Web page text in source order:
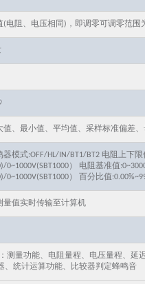
(电阻、电压相同)，即调零可调零范围
值、最小值、平均值、采样标准偏差
器模式:OFF/HL/IN/BT1/BT2 电阻上下
0~1000V(SBT1000） 电阻基准值
0~1000V(SBT1000） 百分比值
量值实时传输至计算机
测量功能、电阻量程、电压量程、延
、统计运算功能、比较器判定蜂鸣音